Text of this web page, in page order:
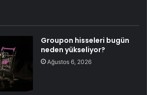
Groupon hisseleri bugün
neden yükseliyor?
Ağustos 6, 2026